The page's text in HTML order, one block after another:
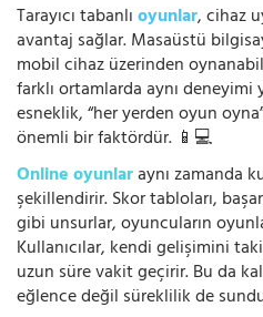
Tarayıcı tabanlıoyunlar, cihaz
avantaj sağlar. Masaüstü
mobil cihaz üzerinden
farklı ortamlarda aynı deneyimi
esneklik, “her yerden oyun
önemli bir faktördür. 📱💻
Online oyunlaraynı zamanda
şekillendirir. Skor tabloları,
gibi unsurlar, oyuncuların
Kullanıcılar, kendi gelişimini
uzun süre vakit geçirir. Bu da
eğlence değil süreklilik de